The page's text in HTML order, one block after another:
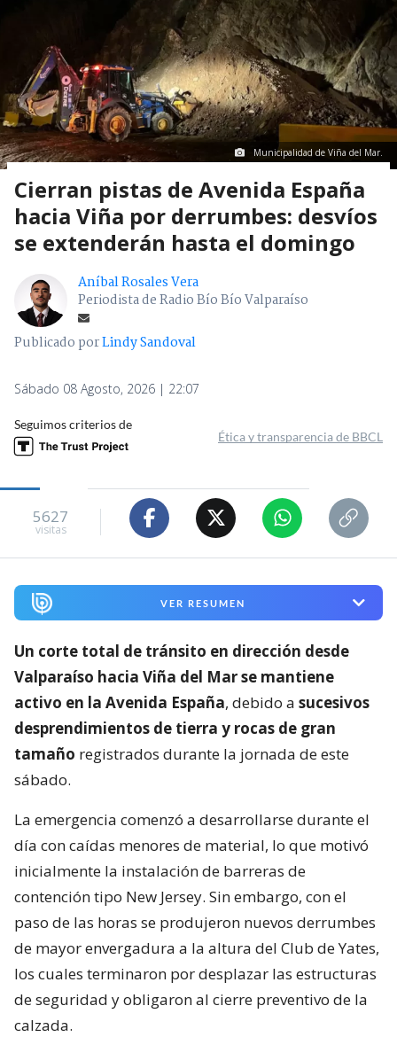
Municipalidad de Viña del Mar.
Cierran pistas de Avenida España
hacia Viña por derrumbes: desvíos
se extenderán hasta el domingo
Aníbal Rosales Vera
Periodista de Radio Bío Bío Valparaíso
Publicado porLindy Sandoval
Sábado 08 Agosto, 2026 | 22:07
Seguimos criterios de
Ética y transparencia de BBCL
5627
visitas
VER RESUMEN
Un corte total de tránsito en dirección desde
Valparaíso hacia Viña del Mar se mantiene
activo en la Avenida España, debido a sucesivos
desprendimientos de tierra y rocas de gran
tamaño registrados durante la jornada de este
sábado.
La emergencia comenzó a desarrollarse durante el
día con caídas menores de material, lo que motivó
inicialmente la instalación de barreras de
contención tipo New Jersey. Sin embargo, con el
paso de las horas se produjeron nuevos derrumbes
de mayor envergadura a la altura del Club de Yates,
los cuales terminaron por desplazar las estructuras
de seguridad y obligaron al cierre preventivo de la
calzada.